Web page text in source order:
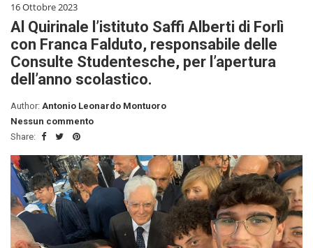
16 Ottobre 2023
Al Quirinale l’istituto Saffi Alberti di Forlì
con Franca Falduto, responsabile delle
Consulte Studentesche, per l’apertura
dell’anno scolastico.
Author: Antonio Leonardo Montuoro
Nessun commento
Share: